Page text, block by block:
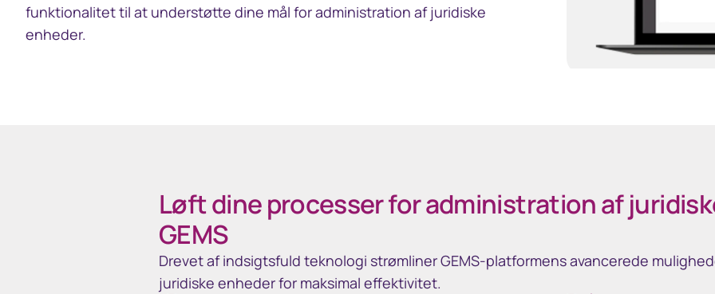
funktionalitet til at understøtte dine mål for administration af juridiske
enheder.
Løft dine processer for administration af
GEMS
Drevet af indsigtsfuld teknologi strømliner GEMS-platformens avancerede
juridiske enheder for maksimal effektivitet.